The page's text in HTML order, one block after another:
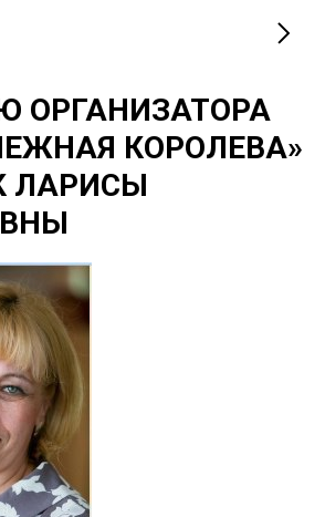
ОРГАНИЗАТОРА
КОРОЛЕВА»
ЛАРИСЫ